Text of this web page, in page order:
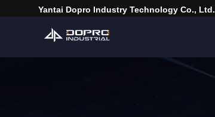
Yantai Dopro Industry Technology Co., Ltd.